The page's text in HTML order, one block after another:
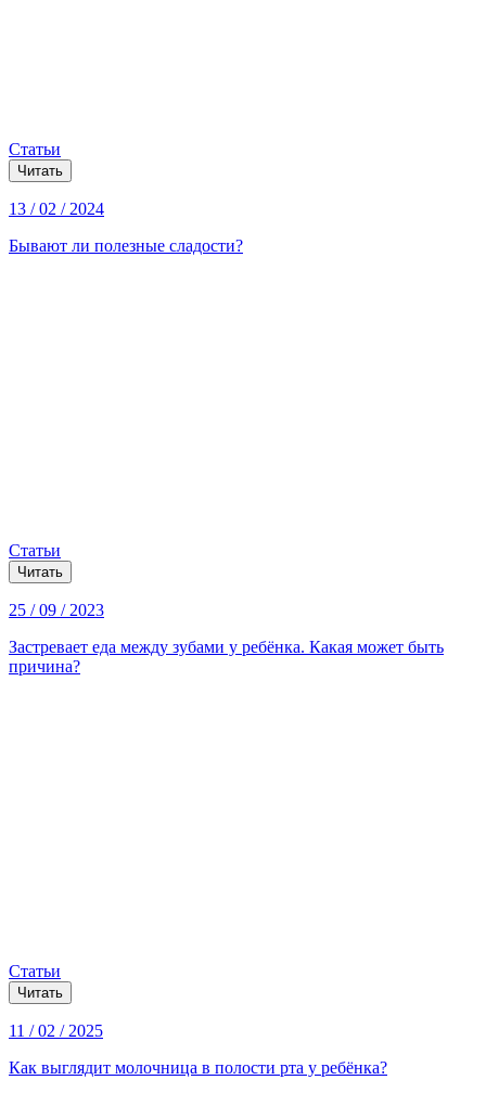
Статьи
Читать
13 / 02 / 2024
Бывают ли полезные сладости?
Статьи
Читать
25 / 09 / 2023
Застревает еда между зубами у ребёнка. Какая может быть
причина?
Статьи
Читать
11 / 02 / 2025
Как выглядит молочница в полости рта у ребёнка?